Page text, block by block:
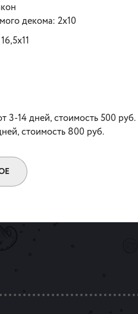
декома: 2х10
3-14 дней, стоимость 500 руб.
стоимость 800 руб.